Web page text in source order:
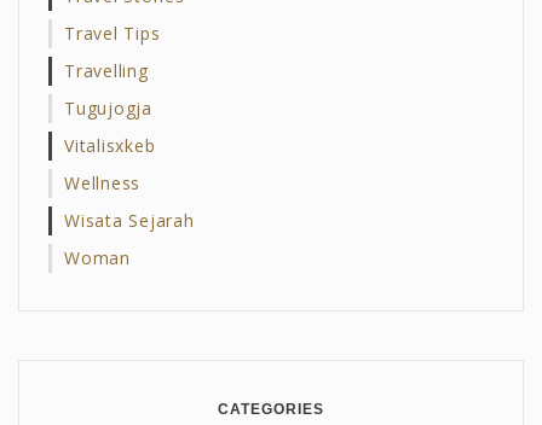
Travel Tips
Travelling
Tugujogja
Vitalisxkeb
Wellness
Wisata Sejarah
Woman
CATEGORIES